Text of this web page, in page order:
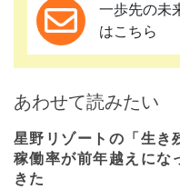
一歩先の未
はこちら
あわせて読みたい
星野リゾートの「生き
稼働率が前年越えにな
きた